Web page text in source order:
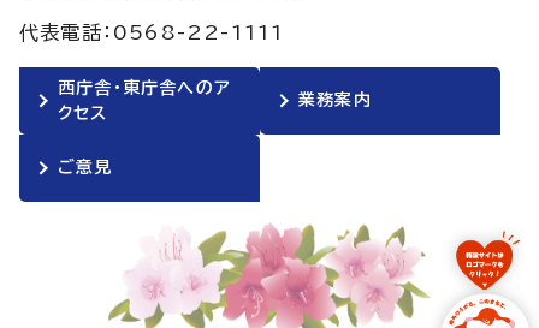
代表電話：0568-22-1111
西庁舎・東庁舎へのア
クセス
業務案内
ご意見